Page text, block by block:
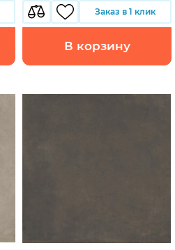
Заказ в 1 клик
В корзину